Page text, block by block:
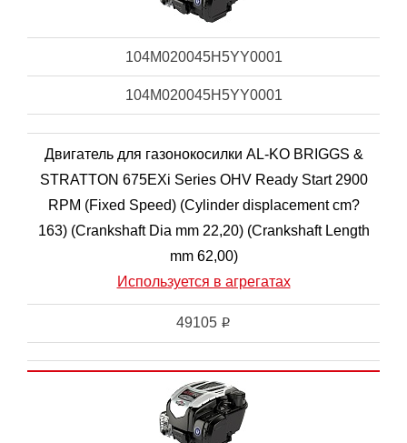
104M020045H5YY0001
104M020045H5YY0001
Двигатель для газонокосилки AL-KO BRIGGS &
STRATTON 675EXi Series OHV Ready Start 2900
RPM (Fixed Speed) (Cylinder displacement cm?
163) (Crankshaft Dia mm 22,20) (Crankshaft Length
mm 62,00)
Используется в агрегатах
49105 i